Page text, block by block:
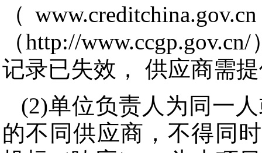
（
（http://
记录已失效， 供应商需
(2)单位负责人为同一
的不同供应商，不得同